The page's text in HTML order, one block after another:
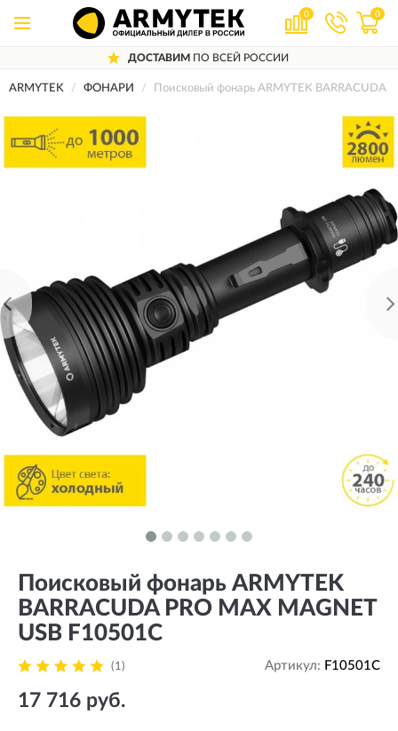
0 0
ДОСТАВИМ ПО ВСЕЙ РОССИИ
ARMYTEK ФОНАРИ Поисковый фонарь ARMYTEK BARRACUDA
Поисковый фонарь ARMYTEK
BARRACUDA PRO MAX MAGNET
USB F10501C
(1) Артикул: F10501C
17 716 руб.